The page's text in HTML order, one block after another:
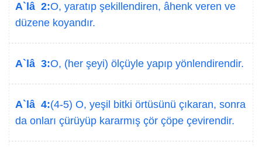
A`lâ 2:O, yaratıp şekillendiren, âhenk veren ve
düzene koyandır.
A`lâ 3:O, (her şeyi) ölçüyle yapıp yönlendirendir.
A`lâ 4:(4-5) O, yeşil bitki örtüsünü çıkaran, sonra
da onları çürüyüp kararmış çör çöpe çevirendir.